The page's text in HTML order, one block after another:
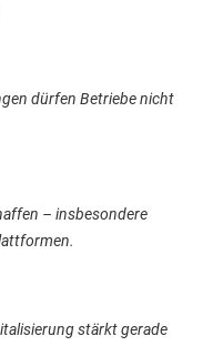
dürfen Betriebe nicht
– insbesondere
stärkt gerade